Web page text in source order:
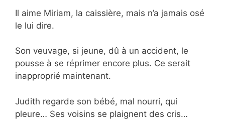
Il aime Miriam, la caissière, mais n’a jamais osé
le lui dire.
Son veuvage, si jeune, dû à un accident, le
pousse à se réprimer encore plus. Ce serait
inapproprié maintenant.
Judith regarde son bébé, mal nourri, qui
pleure… Ses voisins se plaignent des cris…